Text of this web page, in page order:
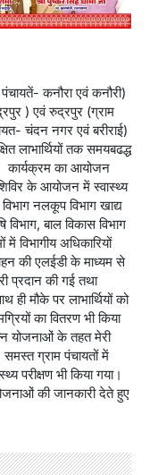
कनौरा एवं कनौरी)
) एवं रुद्रपुर (ग्राम
चंदन नगर एवं बरीराई)
लाभार्थियों तक समयबढद्ध
कार्यक्रम का आयोजन
के आयोजन में स्वास्थ्य
विभाग नलकूप विभाग खाद्य
बाल विकास विभाग
विभागीय अधिकारियों
की एलईडी के माध्यम से
प्रदान की गई तथा
ही मौके पर लाभार्थियों को
का वितरण भी किया
योजनाओं के तहत मेरी
समस्त ग्राम पंचायतों में
परीक्षण भी किया गया।
की जानकारी देते हुए